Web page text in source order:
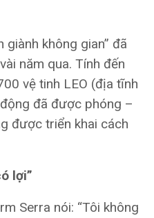
giành không gian” đã
năm qua. Tính đến
vệ tinh LEO (địa tĩnh
đã được phóng –
được triển khai cách
lợi”
Serra nói: “Tôi không